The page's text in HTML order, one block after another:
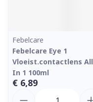
Febelcare
Febelcare Eye 1
Vloeist.contactlens All
In 1 100ml
€ 6,89